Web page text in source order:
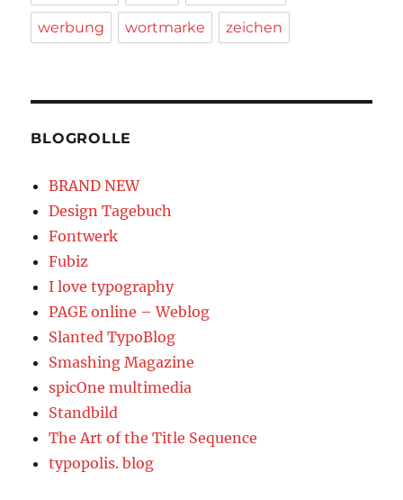
werbung wortmarke zeichen
BLOGROLLE
BRAND NEW
Design Tagebuch
Fontwerk
Fubiz
I love typography
PAGE online – Weblog
Slanted TypoBlog
Smashing Magazine
spicOne multimedia
Standbild
The Art of the Title Sequence
typopolis. blog